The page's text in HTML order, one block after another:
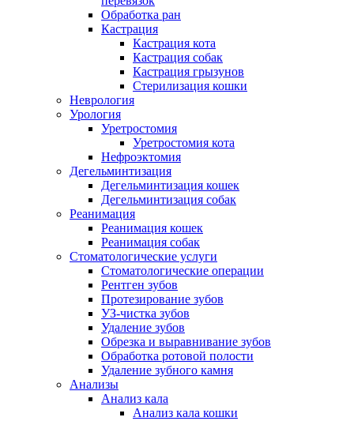
Обработка ран
Кастрация
Кастрация кота
Кастрация собак
Кастрация грызунов
Стерилизация кошки
Неврология
Урология
Уретростомия
Уретростомия кота
Нефроэктомия
Дегельминтизация
Дегельминтизация кошек
Дегельминтизация собак
Реанимация
Реанимация кошек
Реанимация собак
Стоматологические услуги
Стоматологические операции
Рентген зубов
Протезирование зубов
УЗ-чистка зубов
Удаление зубов
Обрезка и выравнивание зубов
Обработка ротовой полости
Удаление зубного камня
Анализы
Анализ кала
Анализ кала кошки